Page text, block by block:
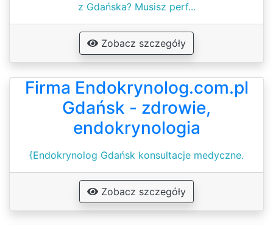
z Gdańska? Musisz perf...
Zobacz szczegóły
Firma Endokrynolog.com.pl
Gdańsk - zdrowie,
endokrynologia
{Endokrynolog Gdańsk konsultacje medyczne.
Zobacz szczegóły